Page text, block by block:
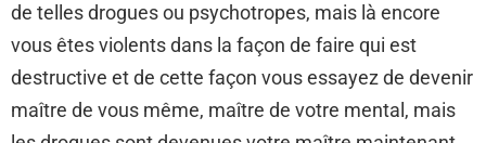
de telles drogues ou psychotropes, mais là encore
vous êtes violents dans la façon de faire qui est
destructive et de cette façon vous essayez de devenir
maître de vous même, maître de votre mental, mais